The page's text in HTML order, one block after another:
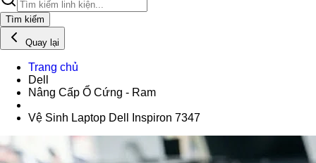
Tìm kiếm
Quay lại
Trang chủ
Dell
Nâng Cấp Ổ Cứng - Ram
Vệ Sinh Laptop Dell Inspiron 7347